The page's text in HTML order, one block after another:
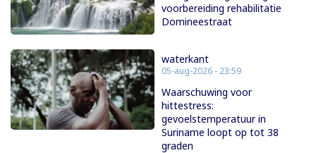
voorbereiding rehabilitatie
Domineestraat
waterkant
05-aug-2026 - 23:59
Waarschuwing voor
hittestress:
gevoelstemperatuur in
Suriname loopt op tot 38
graden